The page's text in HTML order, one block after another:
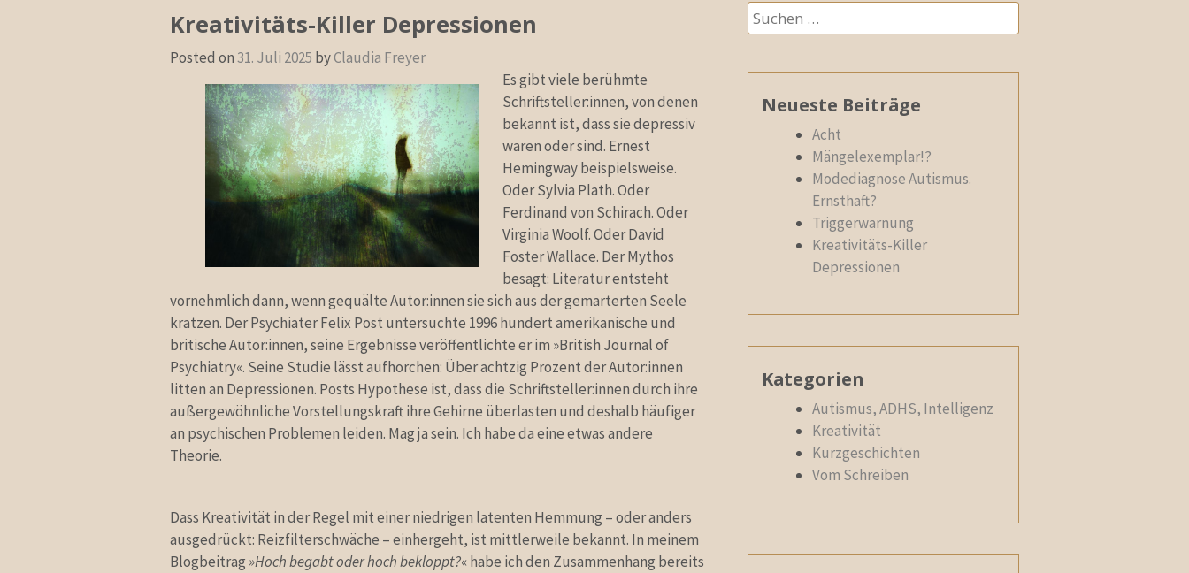
Kreativitäts-Killer Depressionen
Posted on31. Juli 2025 byClaudia Freyer
Es gibt viele berühmte
Schriftsteller:innen, von denen
bekannt ist, dass sie depressiv
waren oder sind. Ernest
Hemingway beispielsweise.
Oder Sylvia Plath. Oder
Ferdinand von Schirach. Oder
Virginia Woolf. Oder David
Foster Wallace. Der Mythos
besagt: Literatur entsteht
vornehmlich dann, wenn gequälte Autor:innen sie sich aus der gemarterten Seele
kratzen. Der Psychiater Felix Post untersuchte 1996 hundert amerikanische und
britische Autor:innen, seine Ergebnisse veröffentlichte er im »British Journal of
Psychiatry«. Seine Studie lässt aufhorchen: Über achtzig Prozent der Autor:innen
litten an Depressionen. Posts Hypothese ist, dass die Schriftsteller:innen durch ihre
außergewöhnliche Vorstellungskraft ihre Gehirne überlasten und deshalb häufiger
an psychischen Problemen leiden. Mag ja sein. Ich habe da eine etwas andere
Theorie.
Dass Kreativität in der Regel mit einer niedrigen latenten Hemmung – oder anders
ausgedrückt: Reizfilterschwäche – einhergeht, ist mittlerweile bekannt. In meinem
Blogbeitrag»Hoch begabt oder hoch bekloppt?« habe ich den Zusammenhang bereits
Suchen
nach:
Neueste Beiträge
Acht
Mängelexemplar!?
Modediagnose Autismus.
Ernsthaft?
Triggerwarnung
Kreativitäts-Killer
Depressionen
Kategorien
Autismus, ADHS, Intelligenz
Kreativität
Kurzgeschichten
Vom Schreiben